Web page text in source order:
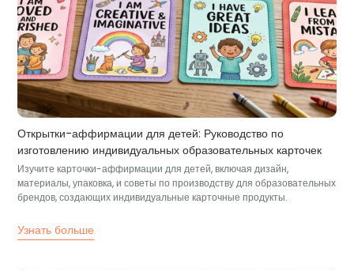
Открытки-аффирмации для детей: Руководство по
изготовлению индивидуальных образовательных карточек
Изучите карточки-аффирмации для детей, включая дизайн,
материалы, упаковка, и советы по производству для образовательных
брендов, создающих индивидуальные карточные продукты.
Узнать больше